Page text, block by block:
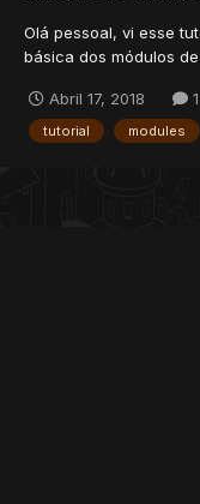
Olá pessoal, vi esse
básica dos módulos
área eu não vejo
créditos estarão ao
Abril 17, 2018
tutorial modules